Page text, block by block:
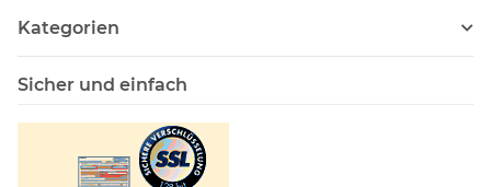
Kategorien
Sicher und einfach